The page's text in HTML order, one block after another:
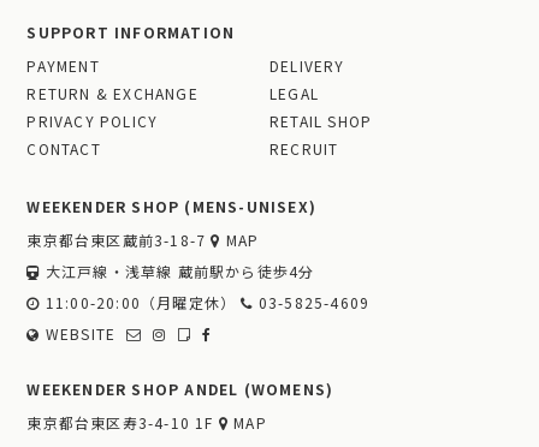
SUPPORT INFORMATION
PAYMENT
DELIVERY
RETURN & EXCHANGE
LEGAL
PRIVACY POLICY
RETAIL SHOP
CONTACT
RECRUIT
WEEKENDER SHOP (MENS-UNISEX)
東京都台東区蔵前3-18-7
MAP
大江戸線・浅草線 蔵前駅から徒歩4分
11:00-20:00（月曜定休）
03-5825-4609
WEBSITE
WEEKENDER SHOP ANDEL (WOMENS)
東京都台東区寿3-4-10 1F
MAP